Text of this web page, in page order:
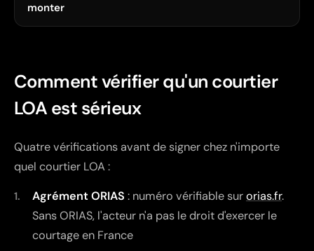
monter
Comment vérifier qu'un courtier
LOA est sérieux
Quatre vérifications avant de signer chez n'importe
quel courtier LOA :
Agrément ORIAS : numéro vérifiable surorias.fr.
Sans ORIAS, l'acteur n'a pas le droit d'exercer le
courtage en France